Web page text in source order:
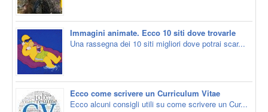
Immagini animate. Ecco 10 siti dove trovarle
Una rassegna dei 10 siti migliori dove potrai scar...
Ecco come scrivere un Curriculum Vitae
Ecco alcuni consigli utili su come scrivere un Cur...